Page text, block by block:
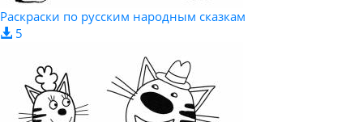
Раскраски по русским народным сказкам
5